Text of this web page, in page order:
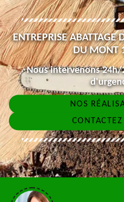
ENTREPRISE ABATTAGE
DU MONT
Nous intervenons 24h/
NOS